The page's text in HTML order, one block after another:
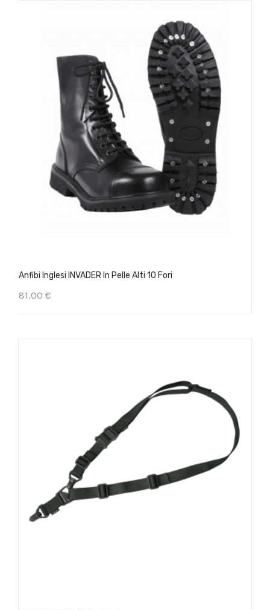
Anfibi Inglesi INVADER In Pelle Alti 10 Fori
81,00 €